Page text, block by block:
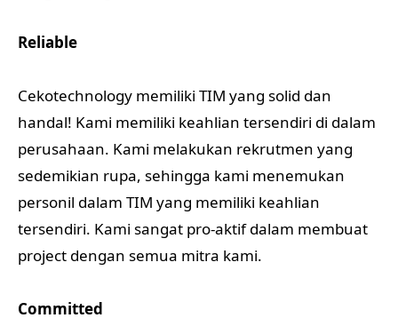
Reliable
Cekotechnology memiliki TIM yang solid dan
handal! Kami memiliki keahlian tersendiri di dalam
perusahaan. Kami melakukan rekrutmen yang
sedemikian rupa, sehingga kami menemukan
personil dalam TIM yang memiliki keahlian
tersendiri. Kami sangat pro-aktif dalam membuat
project dengan semua mitra kami.
Committed